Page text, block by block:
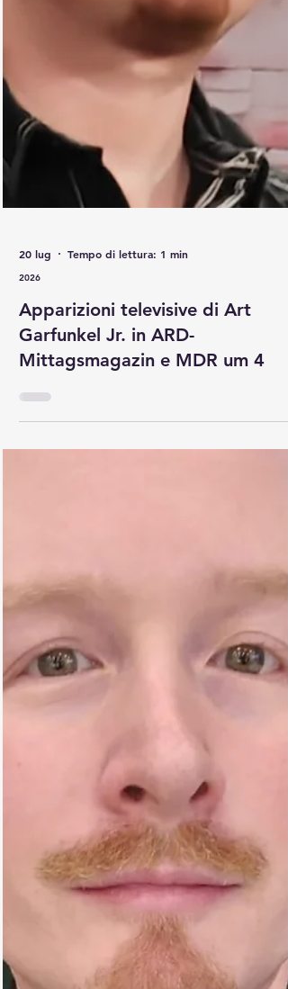
20 lug Tempo di lettura: 1 min
2026
Apparizioni televisive di Art
Garfunkel Jr. in ARD-
Mittagsmagazin e MDR um 4